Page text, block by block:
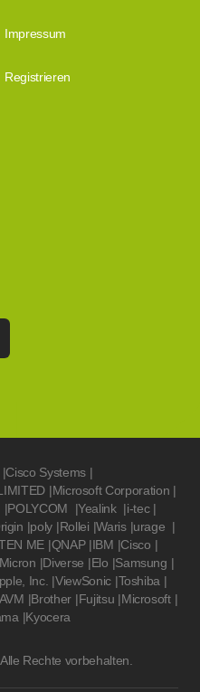
Impressum
Registrieren
|Cisco Systems |
|Microsoft Corporation |
|POLYCOM |Yealink |i-tec |
|poly |Rollei |Waris |urage |
ME |QNAP |IBM |Cisco |
Micron |Diverse |Elo |Samsung |
Inc. |ViewSonic |Toshiba |
AVM |Brother |Fujitsu |Microsoft |
|Kyocera
Alle Rechte vorbehalten.